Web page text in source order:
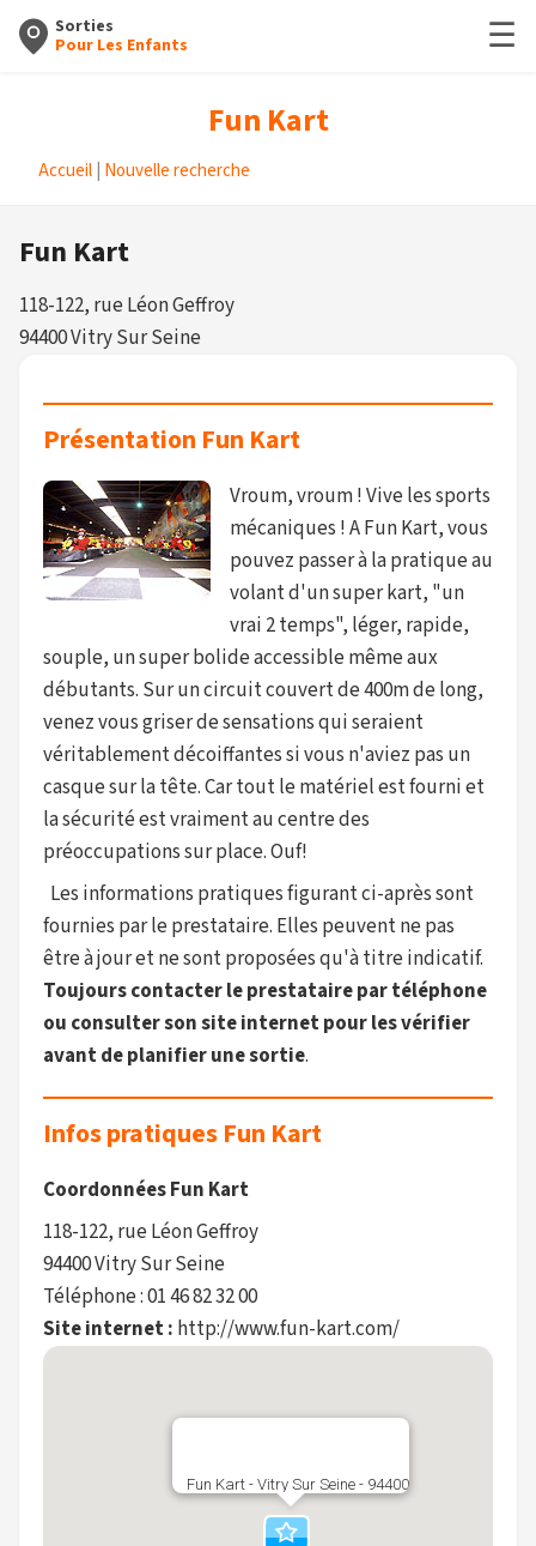
Sorties
Pour Les Enfants
☰
Fun Kart
Accueil Nouvelle recherche
Fun Kart
118-122, rue Léon Geffroy
94400 Vitry Sur Seine
Présentation Fun Kart
Vroum, vroum ! Vive les sports
mécaniques ! A Fun Kart, vous
pouvez passer à la pratique au
volant d'un super kart, "un
vrai 2 temps", léger, rapide,
souple, un super bolide accessible même aux
débutants. Sur un circuit couvert de 400m de long,
venez vous griser de sensations qui seraient
véritablement décoiffantes si vous n'aviez pas un
casque sur la tête. Car tout le matériel est fourni et
la sécurité est vraiment au centre des
préoccupations sur place. Ouf!
Les informations pratiques figurant ci-après sont
fournies par le prestataire. Elles peuvent ne pas
être à jour et ne sont proposées qu'à titre indicatif.
Toujours contacter le prestataire par téléphone
ou consulter son site internet pour les vérifier
avant de planifier une sortie.
Infos pratiques Fun Kart
Coordonnées Fun Kart
118-122, rue Léon Geffroy
94400 Vitry Sur Seine
Téléphone : 01 46 82 32 00
Site internet : http://www.fun-kart.com/
Fun Kart - Vitry Sur Seine - 94400